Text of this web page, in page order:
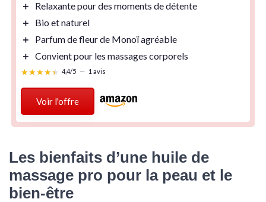
＋ Relaxantepour des moments de détente
＋
Bio et naturel
＋
Parfumde fleur de Monoï agréable
＋ Convientpour les massages corporels
★★★★★
★★★★★ 4,4/5 — 1 avis
Voir l'offre
Les bienfaits d’une huile de
massage pro pour la peau et le
bien-être